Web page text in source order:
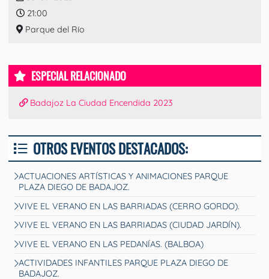
21:00
Parque del Río
ESPECIAL RELACIONADO
Badajoz La Ciudad Encendida 2023
OTROS EVENTOS DESTACADOS:
ACTUACIONES ARTÍSTICAS Y ANIMACIONES PARQUE
PLAZA DIEGO DE BADAJOZ.
VIVE EL VERANO EN LAS BARRIADAS (CERRO GORDO).
VIVE EL VERANO EN LAS BARRIADAS (CIUDAD JARDÍN).
VIVE EL VERANO EN LAS PEDANÍAS. (BALBOA)
ACTIVIDADES INFANTILES PARQUE PLAZA DIEGO DE
BADAJOZ.